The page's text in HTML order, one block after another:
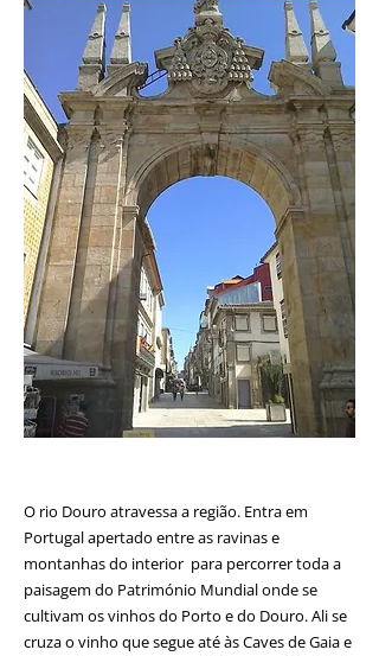
O rio Douro atravessa a região. Entra em
Portugal apertado entre as ravinas e
montanhas do interior para percorrer toda a
paisagem do Património Mundial onde se
cultivam os vinhos do Porto e do Douro. Ali se
cruza o vinho que segue até às Caves de Gaia e